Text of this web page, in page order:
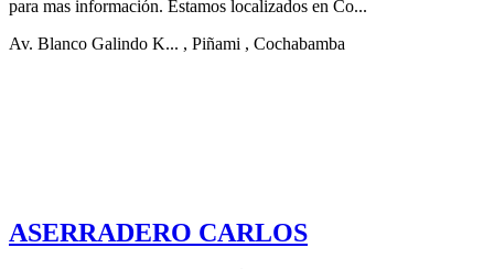
para mas información. Estamos localizados en Co...
Av. Blanco Galindo K... , Piñami , Cochabamba
ASERRADERO CARLOS